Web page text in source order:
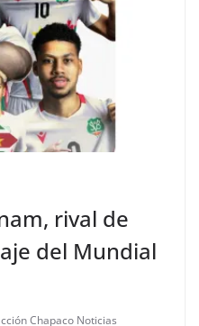
rival de
del Mundial
Chapaco Noticias